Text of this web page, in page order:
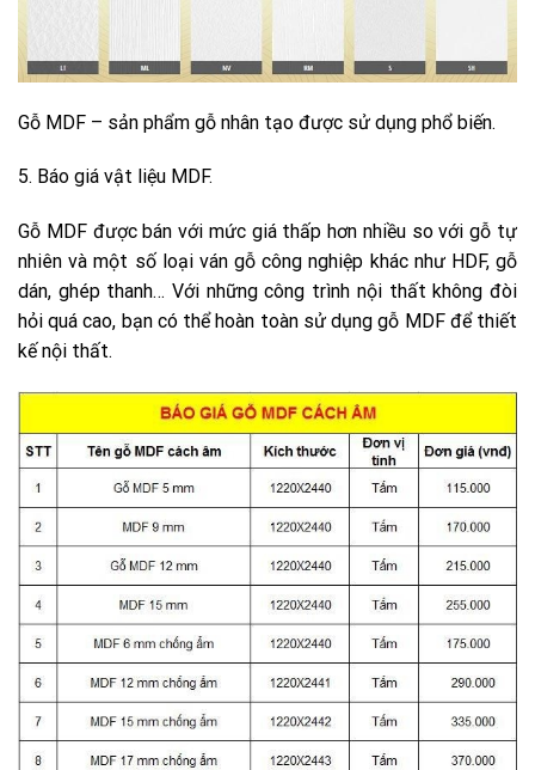
Gỗ MDF – sản phẩm gỗ nhân tạo được sử dụng phổ biến.
5. Báo giá vật liệu MDF.
Gỗ MDF được bán với mức giá thấp hơn nhiều so với gỗ tự
nhiên và một số loại ván gỗ công nghiệp khác như HDF, gỗ
dán, ghép thanh… Với những công trình nội thất không đòi
hỏi quá cao, bạn có thể hoàn toàn sử dụng gỗ MDF để thiết
kế nội thất.